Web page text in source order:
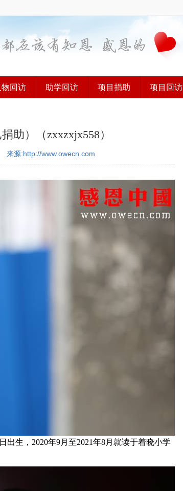
物回访 助学回访 项目捐助 项目回访
助）（zxxzxjx558）
来源:http://www.owecn.com
出生， 2020年9月至2021年8月就读于着晓小学